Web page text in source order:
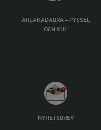
ARLAKADABRA – PYSSEL
OCH KUL
NYHETSBREV